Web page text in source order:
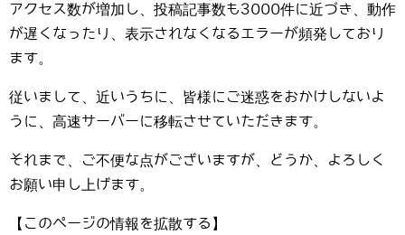
アクセス数が増加し、投稿記事数も3000件に近づき、動作
が遅くなったり、表示されなくなるエラーが頻発しており
ます。
従いまして、近いうちに、皆様にご迷惑をおかけしないよ
うに、高速サーバーに移転させていただきます。
それまで、ご不便な点がございますが、どうか、よろしく
お願い申し上げます。
【このページの情報を拡散する】